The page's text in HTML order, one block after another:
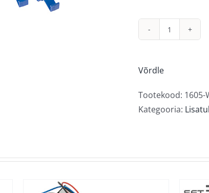
Lisatulede
kogus
Võrdle
Tootekood: 1605-
Kategooria: